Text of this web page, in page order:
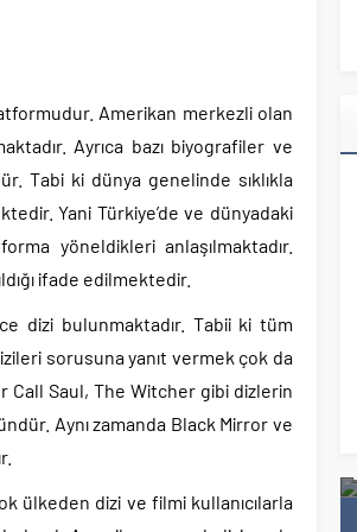
Amerikan merkezli olan
Ayrıca bazı biyografiler ve
Tabi ki dünya genelinde sıklıkla
Yani Türkiye’de ve dünyadaki
yöneldikleri anlaşılmaktadır.
ifade edilmektedir.
dizi bulunmaktadır. Tabii ki tüm
sorusuna yanıt vermek çok da
Call Saul, The Witcher gibi dizlerin
Aynı zamanda Black Mirror ve
ülkeden dizi ve filmi kullanıcılarla
En Etkili Uyku İlacı